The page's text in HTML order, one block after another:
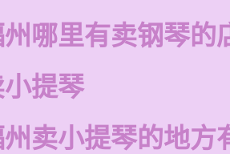
哪里有卖钢琴的
小提琴
卖小提琴的地方